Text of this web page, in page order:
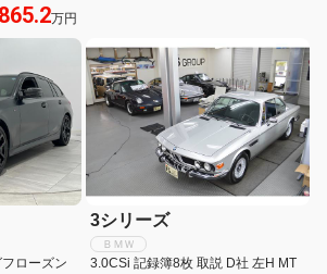
ーツサスペ
865.2万円
ローズン
3シリーズ
ＢＭＷ
3.0CSi 記録簿8枚 取説 D社 左H MT